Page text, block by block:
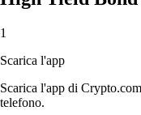
1
Scarica l'app
Scarica l'app di
telefono.